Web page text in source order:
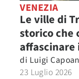
VENEZIA
Le ville di
storico che
di Luigi
23 Luglio 2026